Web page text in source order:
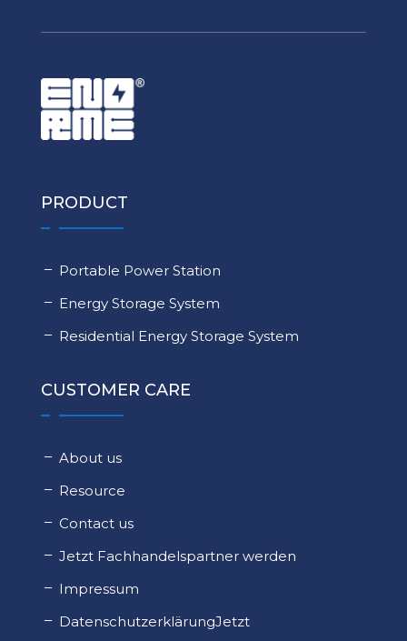
PRODUCT
Portable Power Station
Energy Storage System
Residential Energy Storage System
CUSTOMER CARE
About us
Resource
Contact us
Jetzt Fachhandelspartner werden
Impressum
DatenschutzerklärungJetzt